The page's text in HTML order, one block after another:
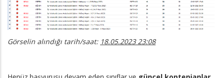
Görselin alındığı tarih/saat: 18.05.2023 23:08